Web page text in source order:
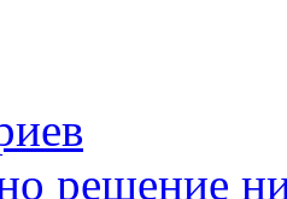
решение